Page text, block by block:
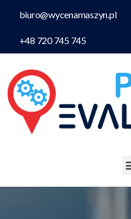
biuro@wycenamaszyn.pl
+48 720 745 745